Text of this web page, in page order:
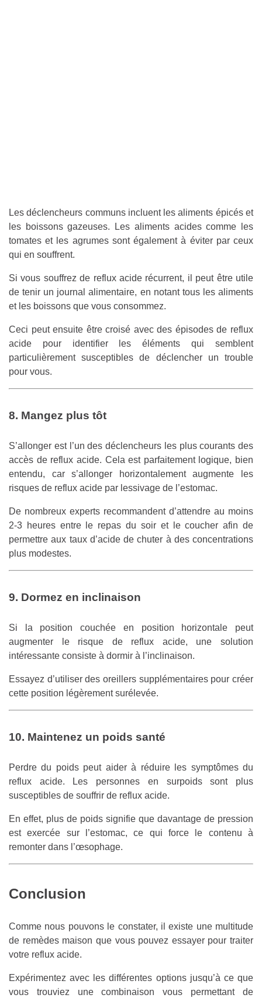
Les déclencheurs communs incluent les aliments épicés et
les boissons gazeuses. Les aliments acides comme les
tomates et les agrumes sont également à éviter par ceux
qui en souffrent.
Si vous souffrez de reflux acide récurrent, il peut être utile
de tenir un journal alimentaire, en notant tous les aliments
et les boissons que vous consommez.
Ceci peut ensuite être croisé avec des épisodes de reflux
acide pour identifier les éléments qui semblent
particulièrement susceptibles de déclencher un trouble
pour vous.
8. Mangez plus tôt
S’allonger est l’un des déclencheurs les plus courants des
accès de reflux acide. Cela est parfaitement logique, bien
entendu, car s’allonger horizontalement augmente les
risques de reflux acide par lessivage de l’estomac.
De nombreux experts recommandent d’attendre au moins
2-3 heures entre le repas du soir et le coucher afin de
permettre aux taux d’acide de chuter à des concentrations
plus modestes.
9. Dormez en inclinaison
Si la position couchée en position horizontale peut
augmenter le risque de reflux acide, une solution
intéressante consiste à dormir à l’inclinaison.
Essayez d’utiliser des oreillers supplémentaires pour créer
cette position légèrement surélevée.
10. Maintenez un poids santé
Perdre du poids peut aider à réduire les symptômes du
reflux acide. Les personnes en surpoids sont plus
susceptibles de souffrir de reflux acide.
En effet, plus de poids signifie que davantage de pression
est exercée sur l’estomac, ce qui force le contenu à
remonter dans l’œsophage.
Conclusion
Comme nous pouvons le constater, il existe une multitude
de remèdes maison que vous pouvez essayer pour traiter
votre reflux acide.
Expérimentez avec les différentes options jusqu’à ce que
vous trouviez une combinaison vous permettant de